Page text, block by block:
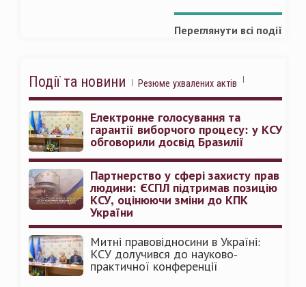
Переглянути всі події
Події та новини Резюме ухвалених актів
Електронне голосування та
гарантії виборчого процесу: у КСУ
обговорили досвід Бразилії
Партнерство у сфері захисту прав
людини: ЄСПЛ підтримав позицію
КСУ, оцінюючи зміни до КПК
України
Митні правовідносини в Україні:
КСУ долучився до науково-
практичної конференції